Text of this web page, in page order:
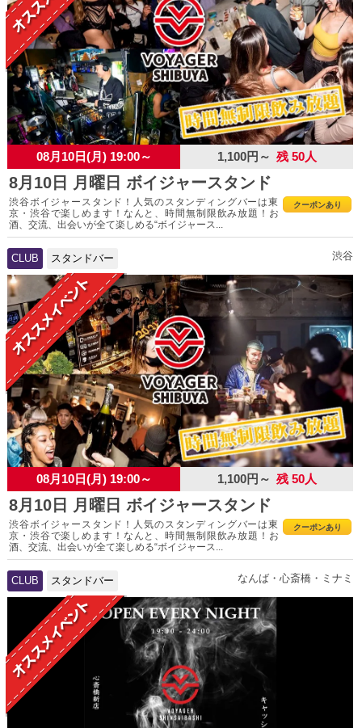
08月10日(月) 19:00～ 1,100円～ 残 50人
8月10日 月曜日 ボイジャースタンド
クーポンあり
渋谷ボイジャースタンド！人気のスタンディングバーは東
京・渋谷で楽しめます！なんと、時間無制限飲み放題！お
酒、交流、出会いが全て楽しめる“ボイジャース...
CLUB スタンドバー 渋谷
08月10日(月) 19:00～ 1,100円～ 残 50人
8月10日 月曜日 ボイジャースタンド
クーポンあり
渋谷ボイジャースタンド！人気のスタンディングバーは東
京・渋谷で楽しめます！なんと、時間無制限飲み放題！お
酒、交流、出会いが全て楽しめる“ボイジャース...
CLUB スタンドバー なんば・心斎橋・ミナミ